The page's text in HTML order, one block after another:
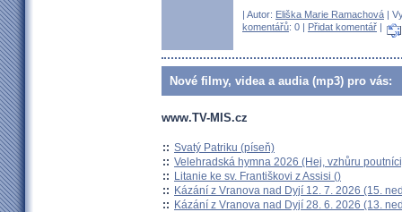
| Autor: Eliška Marie Ramachová |
komentářů: 0 | Přidat komentář |
Nové filmy, videa a audia (mp3) pro vás:
www.TV-MIS.cz
:: Svatý Patriku (píseň)
:: Velehradská hymna 2026 (Hej, vzhůru
:: Litanie ke sv. Františkovi z Assisi ()
:: Kázání z Vranova nad Dyjí 12. 7. 2026 (15.
:: Kázání z Vranova nad Dyjí 28. 6. 2026 (13.